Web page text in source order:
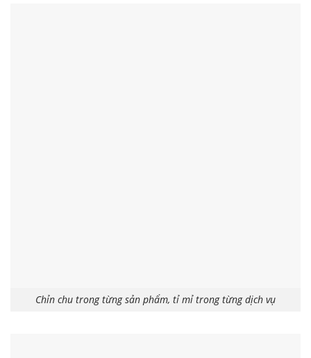
Chỉn chu trong từng sản phẩm, tỉ mỉ trong từng dịch vụ